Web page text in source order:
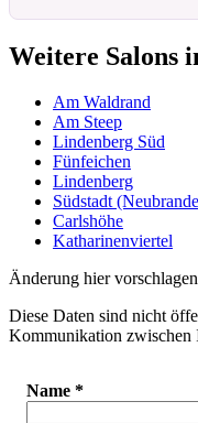
Weitere Salons
Am Waldrand
Am Steep
Lindenberg Süd
Fünfeichen
Lindenberg
Südstadt
Carlshöhe
Katharinenviertel
Änderung hier vorschlagen
Diese Daten sind nicht
Kommunikation zwischen
Name *